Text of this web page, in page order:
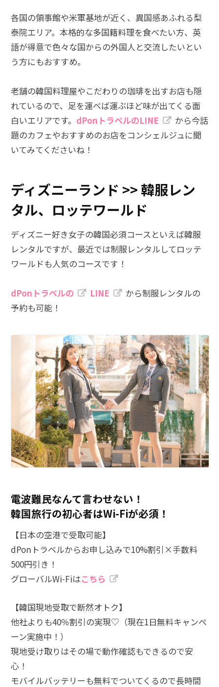
各国の領事館や米軍基地が近く、異国感あふれる梨
泰院エリア。本格的な多国籍料理を食べたい方、英
語が得意で色々な国からの外国人と交流したいとい
う方にもおすすめ。
老舗の韓国料理屋やこだわりの珈琲を出すお店も隠
れているので、足を運べば運ぶほど味が出てくる面
白いエリアです。 dPonトラベルのLINE
から今話
題のカフェやおすすめのお店をコンシェルジュに聞
いてみてくださいね！
ディズニーランド >> 韓服レン
タル、ロッテワールド
ディズニー好き女子の韓国必須コースといえば韓服
レンタルですが、最近では制服レンタルしてロッテ
ワールドも人気のコースです！
dPonトラベルの LINE
から制服レンタルの
予約も可能！
電波難民なんて言わせない！
韓国旅行の初心者はWi-Fiが必須！
【日本の空港で受取可能】
dPonトラベルからお申し込みで10%割引×手数料
500円引き！
グローバルWi-Fiはこちら
【韓国現地受取で断然オトク】
他社よりも40％割引の実現♡（現在1日無料キャンペ
ーン実施中！）
現地受け取りはその場で動作確認もできるので安
心！
モバイルバッテリーも無料でついてくるので長時間